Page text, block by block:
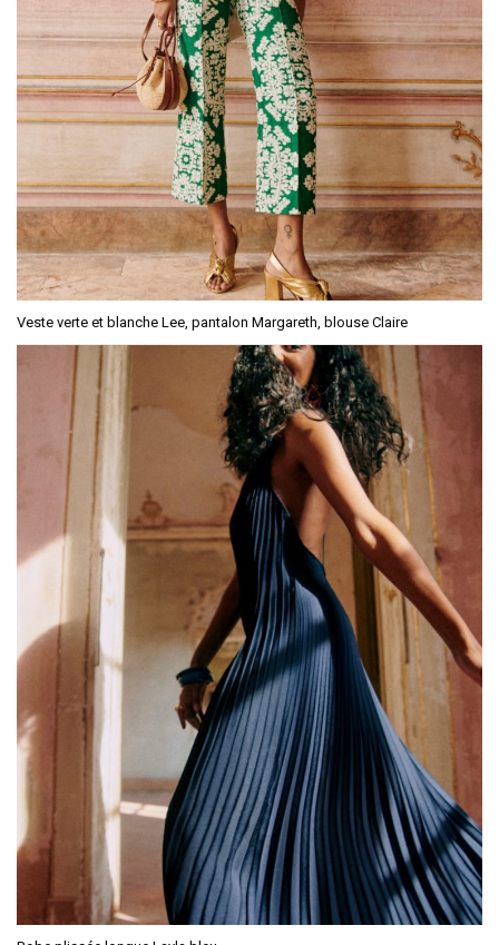
Veste verte et blanche Lee, pantalon Margareth, blouse Claire